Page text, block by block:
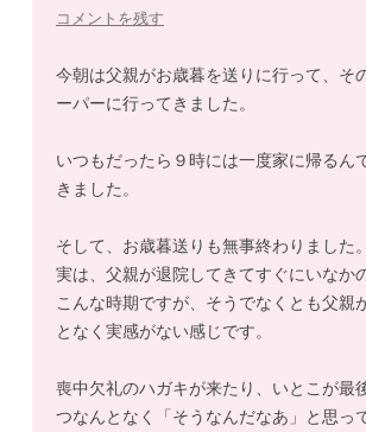
コメントを残す
今朝は父親がお歳暮を送りに行って、そ
ーパーに行ってきました。
いつもだったら９時には一度家に帰るん
きました。
そして、お歳暮送りも無事終わりました。
実は、父親が退院してきてすぐにいなか
こんな時期ですが、そうでなくとも父
となく実感がない感じです。
喪中欠礼のハガキが来たり、いとこが
つなんとなく「そうなんだなあ」と思っ